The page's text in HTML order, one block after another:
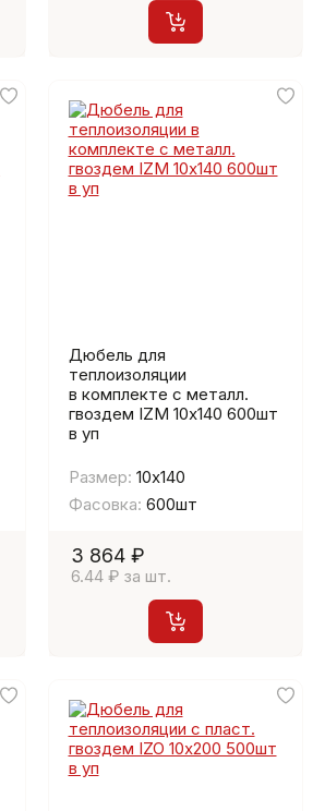
Дюбель для
теплоизоляции
в комплекте с металл.
гвоздем IZМ 10х140 600шт
в уп
Размер: 10х140
Фасовка: 600шт
3 864 ₽
6.44 ₽ за шт.